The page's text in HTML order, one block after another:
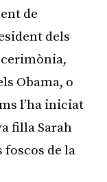
de
dels
cerimònia,
Obama, o
l’ha iniciat
filla Sarah
foscos de la